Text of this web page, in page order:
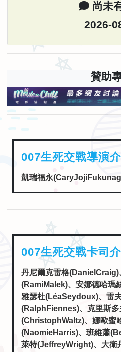
尚未
2026-
贊助
007生死交戰導演
凱瑞福永
007生死交戰卡司
丹尼爾克雷格(DanielCraig)
(RamiMalek)、安娜德哈瑪
雅瑟杜(LéaSeydoux)、雷
(RalphFiennes)、克里斯多
(ChristophWaltz)、娜歐蜜
(NaomieHarris)、班維蕭
萊特(JeffreyWright)、大衛